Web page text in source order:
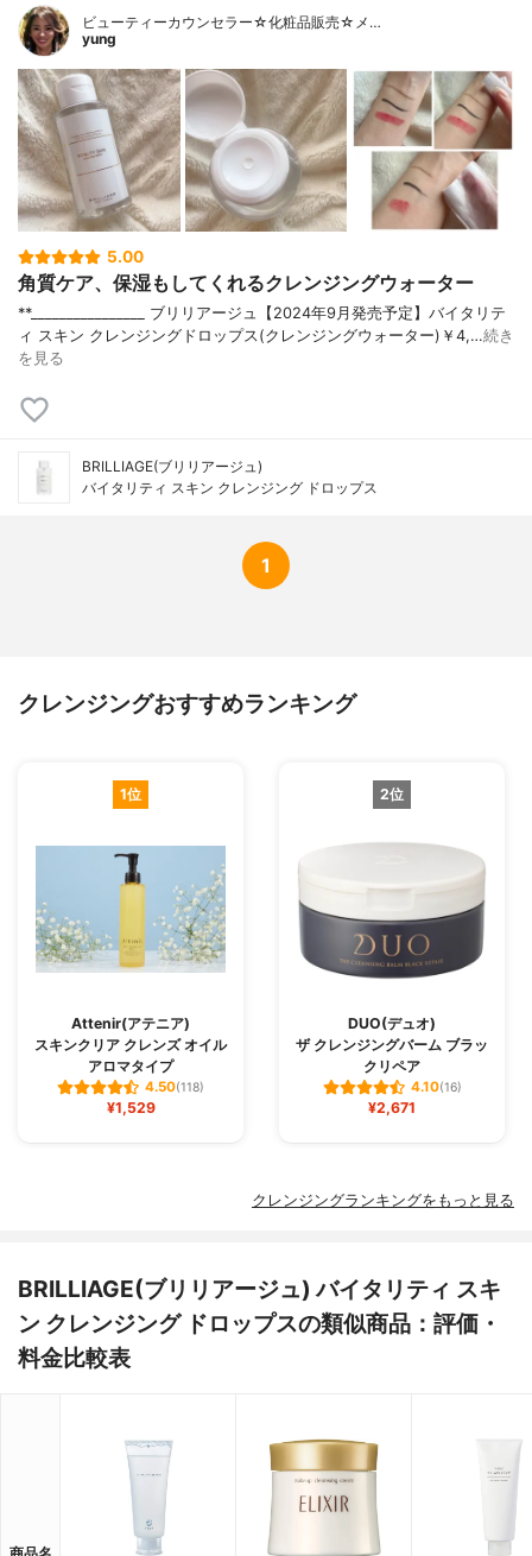
ビューティーカウンセラー☆化粧品販売☆メ…
yung
5.00
角質ケア、保湿もしてくれるクレンジングウォーター
**⁡________________ ブリリアージュ⁡【2024年9月発売予定】⁡バイタリテ
ィ スキン クレンジングドロップス(クレンジングウォーター)￥4,…続き
を見る
BRILLIAGE(ブリリアージュ)
バイタリティ スキン クレンジング ドロップス
1
クレンジングおすすめランキング
1位
Attenir(アテニア)
スキンクリア クレンズ オイル
アロマタイプ
4.50(118)
¥1,529
2位
DUO(デュオ)
ザ クレンジングバーム ブラッ
クリペア
4.10(16)
¥2,671
クレンジングランキングをもっと見る
BRILLIAGE(ブリリアージュ) バイタリティ スキ
ン クレンジング ドロップスの類似商品：評価・
料金比較表